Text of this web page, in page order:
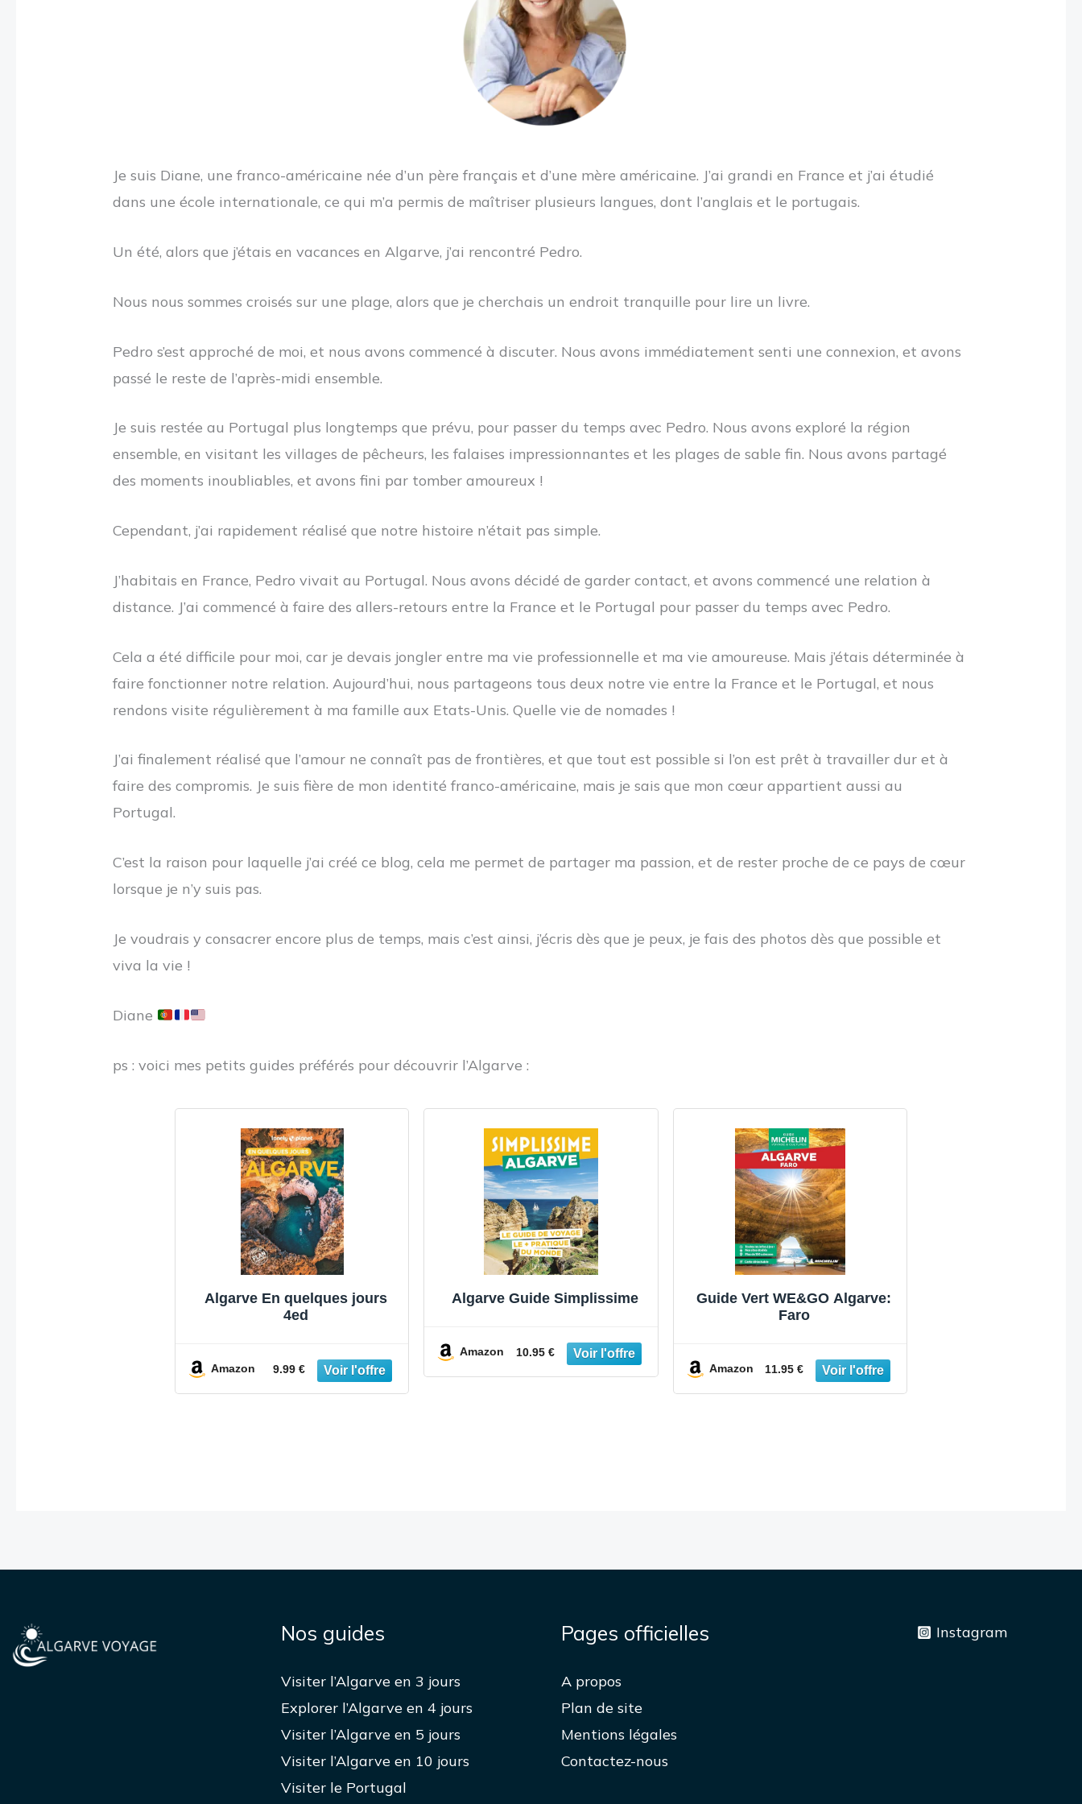
Je suis Diane, une franco-américaine née d’un père français et d’une mère américaine. J’ai grandi en France et j’ai étudié
dans une école internationale, ce qui m’a permis de maîtriser plusieurs langues, dont l’anglais et le portugais.
Un été, alors que j’étais en vacances en Algarve, j’ai rencontré Pedro.
Nous nous sommes croisés sur une plage, alors que je cherchais un endroit tranquille pour lire un livre.
Pedro s’est approché de moi, et nous avons commencé à discuter. Nous avons immédiatement senti une connexion, et avons
passé le reste de l’après-midi ensemble.
Je suis restée au Portugal plus longtemps que prévu, pour passer du temps avec Pedro. Nous avons exploré la région
ensemble, en visitant les villages de pêcheurs, les falaises impressionnantes et les plages de sable fin. Nous avons partagé
des moments inoubliables, et avons fini par tomber amoureux !
Cependant, j’ai rapidement réalisé que notre histoire n’était pas simple.
J’habitais en France, Pedro vivait au Portugal. Nous avons décidé de garder contact, et avons commencé une relation à
distance. J’ai commencé à faire des allers-retours entre la France et le Portugal pour passer du temps avec Pedro.
Cela a été difficile pour moi, car je devais jongler entre ma vie professionnelle et ma vie amoureuse. Mais j’étais déterminée à
faire fonctionner notre relation. Aujourd’hui, nous partageons tous deux notre vie entre la France et le Portugal, et nous
rendons visite régulièrement à ma famille aux Etats-Unis. Quelle vie de nomades !
J’ai finalement réalisé que l’amour ne connaît pas de frontières, et que tout est possible si l’on est prêt à travailler dur et à
faire des compromis. Je suis fière de mon identité franco-américaine, mais je sais que mon cœur appartient aussi au
Portugal.
C’est la raison pour laquelle j’ai créé ce blog, cela me permet de partager ma passion, et de rester proche de ce pays de cœur
lorsque je n’y suis pas.
Je voudrais y consacrer encore plus de temps, mais c’est ainsi, j’écris dès que je peux, je fais des photos dès que possible et
viva la vie !
Diane
ps : voici mes petits guides préférés pour découvrir l’Algarve :
Algarve En quelques jours
4ed
Amazon 9.99 €
Algarve Guide Simplissime
Amazon 10.95 €
Guide Vert WE&GO Algarve:
Faro
Amazon 11.95 €
Nos guides
Visiter l’Algarve en 3 jours
Explorer l’Algarve en 4 jours
Visiter l’Algarve en 5 jours
Visiter l’Algarve en 10 jours
Visiter le Portugal
Pages officielles
A propos
Plan de site
Mentions légales
Contactez-nous
Instagram